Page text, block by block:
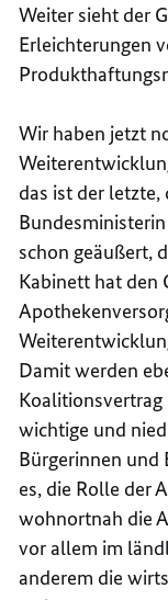
Weiter sieht der
Erleichterungen
Wir haben jetzt
das ist der
schon geäußert,
Kabinett hat den
Damit werden
Koalitionsvertrag
wichtige und
Bürgerinnen und
es, die Rolle der
wohnortnah die
vor allem im
anderem die